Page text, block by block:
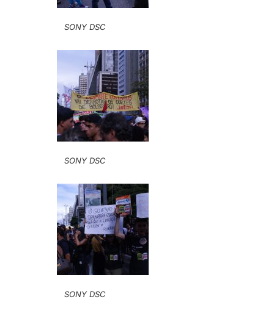
SONY DSC
SONY DSC
SONY DSC